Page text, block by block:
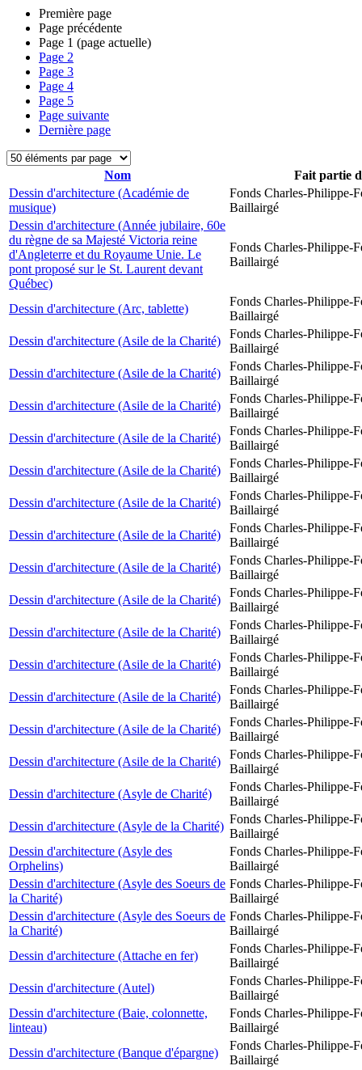
Première page
Page précédente
Page 1 (page actuelle)
Page 2
Page 3
Page 4
Page 5
Page suivante
Dernière page
Nom
Fait partie
Dessin d'architecture (Académie de
musique)
Fonds Charles-Philippe-
Baillairgé
Dessin d'architecture (Année jubilaire, 60e
du règne de sa Majesté Victoria reine
d'Angleterre et du Royaume Unie. Le
pont proposé sur le St. Laurent devant
Québec)
Fonds Charles-Philippe-
Baillairgé
Dessin d'architecture (Arc, tablette)
Fonds Charles-Philippe-
Baillairgé
Dessin d'architecture (Asile de la Charité)
Fonds Charles-Philippe-
Baillairgé
Dessin d'architecture (Asile de la Charité)
Fonds Charles-Philippe-
Baillairgé
Dessin d'architecture (Asile de la Charité)
Fonds Charles-Philippe-
Baillairgé
Dessin d'architecture (Asile de la Charité)
Fonds Charles-Philippe-
Baillairgé
Dessin d'architecture (Asile de la Charité)
Fonds Charles-Philippe-
Baillairgé
Dessin d'architecture (Asile de la Charité)
Fonds Charles-Philippe-
Baillairgé
Dessin d'architecture (Asile de la Charité)
Fonds Charles-Philippe-
Baillairgé
Dessin d'architecture (Asile de la Charité)
Fonds Charles-Philippe-
Baillairgé
Dessin d'architecture (Asile de la Charité)
Fonds Charles-Philippe-
Baillairgé
Dessin d'architecture (Asile de la Charité)
Fonds Charles-Philippe-
Baillairgé
Dessin d'architecture (Asile de la Charité)
Fonds Charles-Philippe-
Baillairgé
Dessin d'architecture (Asile de la Charité)
Fonds Charles-Philippe-
Baillairgé
Dessin d'architecture (Asile de la Charité)
Fonds Charles-Philippe-
Baillairgé
Dessin d'architecture (Asile de la Charité)
Fonds Charles-Philippe-
Baillairgé
Dessin d'architecture (Asyle de Charité)
Fonds Charles-Philippe-
Baillairgé
Dessin d'architecture (Asyle de la Charité)
Fonds Charles-Philippe-
Baillairgé
Dessin d'architecture (Asyle des
Orphelins)
Fonds Charles-Philippe-
Baillairgé
Dessin d'architecture (Asyle des Soeurs de
la Charité)
Fonds Charles-Philippe-
Baillairgé
Dessin d'architecture (Asyle des Soeurs de
la Charité)
Fonds Charles-Philippe-
Baillairgé
Dessin d'architecture (Attache en fer)
Fonds Charles-Philippe-
Baillairgé
Dessin d'architecture (Autel)
Fonds Charles-Philippe-
Baillairgé
Dessin d'architecture (Baie, colonnette,
linteau)
Fonds Charles-Philippe-
Baillairgé
Dessin d'architecture (Banque d'épargne)
Fonds Charles-Philippe-
Baillairgé